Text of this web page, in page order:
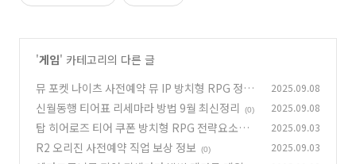
'게임' 카테고리의 다른 글
뮤 포켓 나이츠 사전예약 뮤 IP 방치형 RPG 정보
(1)
2025.09.08
신월동행 티어표 리세마라 방법 9월 최신정리 (0) 2025.09.08
탑 히어로즈 티어 쿠폰 방치형 RPG 전략요소까
지
(0)
2025.09.03
R2 오리진 사전예약 직업 보상 정보 (0) 2025.09.03